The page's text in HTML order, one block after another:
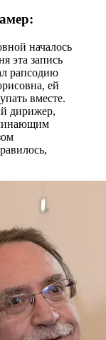
началось
эта запись
рапсодию
ей
вместе.
дирижер,